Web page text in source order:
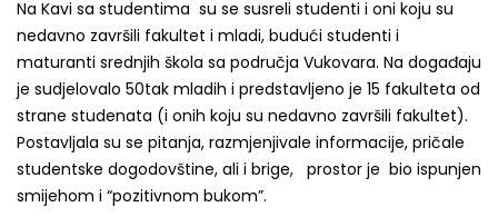
Na Kavi sa studentima su se susreli studenti i oni koju su
nedavno završili fakultet i mladi, budući studenti i
maturanti srednjih škola sa područja Vukovara. Na događaju
je sudjelovalo 50tak mladih i predstavljeno je 15 fakulteta od
strane studenata (i onih koju su nedavno završili fakultet).
Postavljala su se pitanja, razmjenjivale informacije, pričale
studentske dogodovštine, ali i brige, prostor je bio ispunjen
smijehom i “pozitivnom bukom”.